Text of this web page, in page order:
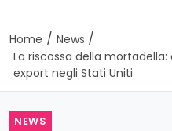
Home / News /
La riscossa della
export negli Stati Uniti
NEWS